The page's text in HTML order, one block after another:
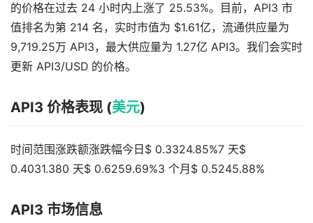
的价格在过去 24 小时内上涨了 25.53%。目前，API3 市
值排名为第 214 名，实时市值为 $1.61亿，流通供应量为
9,719.25万 API3，最大供应量为 1.27亿 API3。我们会实时
更新 API3/USD 的价格。
API3 价格表现 (美元)
时间范围涨跌额涨跌幅今日$ 0.3324.85%7 天$
0.4031.380 天$ 0.6259.69%3 个月$ 0.5245.88%
API3 市场信息